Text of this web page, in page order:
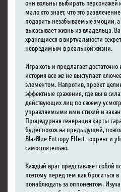
они вольны выбирать персонажей
мало кто знает, что это
подарить незабываемые эмоции,
высасывает жизнь из владельца.
хранящиеся в виртуальности
невредимым в реальной жизни.
Игра хоть и предлагает
история все же не выступает
элементом. Напротив, проект
эффектные сражения, где вы в
действующих лиц по своему
управляемыми ими стихий и
Процедурная генерация карты
будет похож на предыдущий,
BlazBlue Entropy Effect торрент и
самостоятельно.
Каждый враг представляет собой
поэтому перед тем как броситься
понаблюдать за оппонентом.